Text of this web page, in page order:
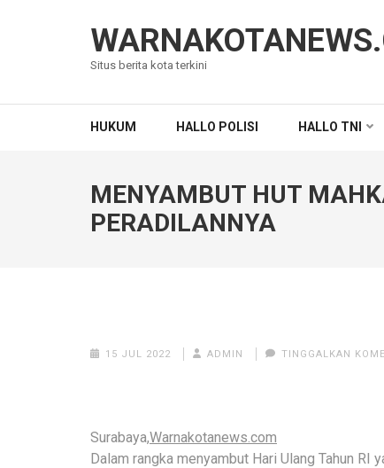
Situs berita kota terkini
HUKUM HALLO POLISI HALLO TNI
MENYAMBUT HUT
PERADILANNYA
15 JUL 2022 ADMIN TINGGALKAN
Surabaya,Warnakotanews.com
Dalam rangka menyambut Hari Ulang Tahun